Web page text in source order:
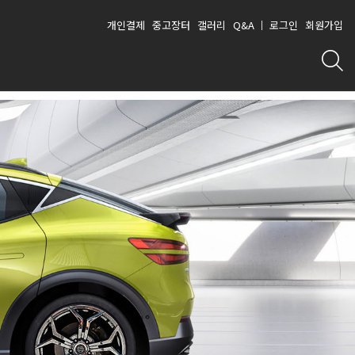
개인결제 중고장터 갤러리 Q&A 로그인 회원가입